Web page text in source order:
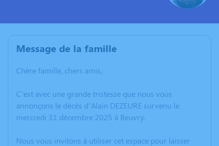
Message de la famille
Chère famille, chers amis,
C’est avec une grande tristesse que nous vous
annonçons le décès d’Alain DEZEURE survenu le
mercredi 31 décembre 2025 à Beuvry.
Nous vous invitons à utiliser cet espace pour laisser